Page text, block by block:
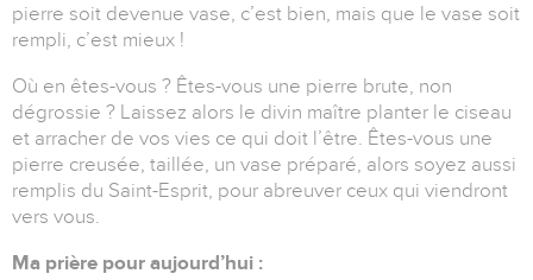
pierre soit devenue vase, c’est bien, mais que le vase soit
rempli, c’est mieux !
Où en êtes-vous ? Êtes-vous une pierre brute, non
dégrossie ? Laissez alors le divin maître planter le ciseau
et arracher de vos vies ce qui doit l’être. Êtes-vous une
pierre creusée, taillée, un vase préparé, alors soyez aussi
remplis du Saint-Esprit, pour abreuver ceux qui viendront
vers vous.
Ma prière pour aujourd’hui :